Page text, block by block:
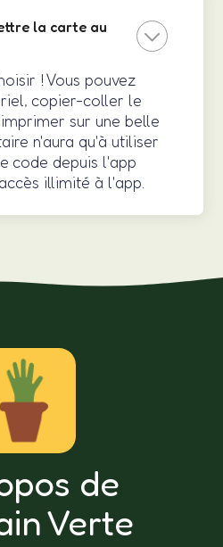
la carte au
! Vous pouvez
copier-coller le
sur une belle
n'aura qu'à utiliser
code depuis l'app
illimité à l'app.
de
Verte